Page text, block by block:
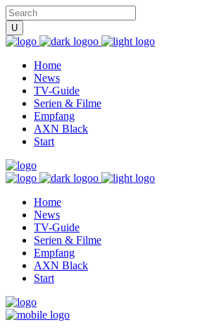
Home
News
TV-Guide
Serien & Filme
Empfang
AXN Black
Start
Home
News
TV-Guide
Serien & Filme
Empfang
AXN Black
Start